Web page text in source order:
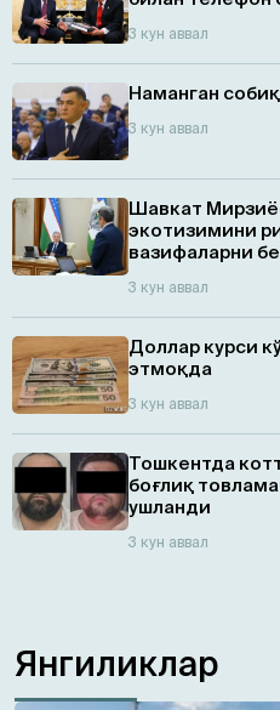
3 кун аввал
Наманган
3 кун аввал
Шавкат
экотизимини
вазифаларни
3 кун аввал
Доллар курси
этмоқда
3 кун аввал
Тошкентда
боғлиқ
ушланди
3 кун аввал
Янгиликлар